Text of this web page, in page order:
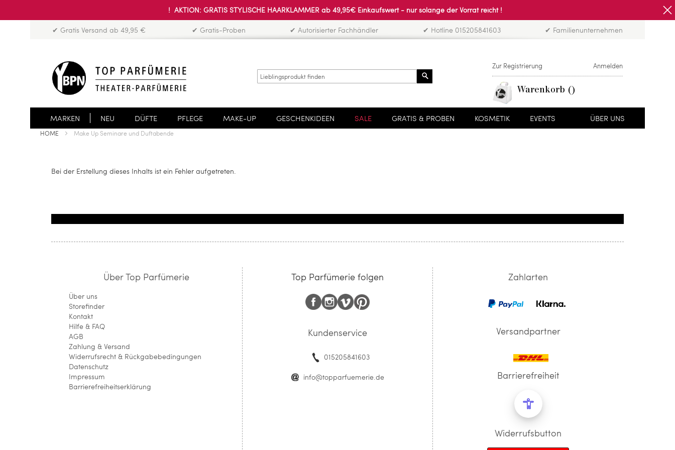
! AKTION: GRATIS STYLISCHE HAARKLAMMER ab 49,95€ Einkaufswert - nur solange der Vorrat reicht !
✔ Gratis Versand ab 49,95 € ✔ Gratis-Proben ✔ Autorisierter Fachhändler ✔ Hotline 015205841603 ✔ Familienunternehmen
Zur Registrierung Anmelden
Warenkorb
MARKEN NEU DÜFTE PFLEGE MAKE-UP GESCHENKIDEEN SALE GRATIS & PROBEN KOSMETIK EVENTS ÜBER UNS
HOME Make Up Seminare und Duftabende
Bei der Erstellung dieses Inhalts ist ein Fehler aufgetreten.
Über Top Parfümerie
Über uns
Storefinder
Kontakt
Hilfe & FAQ
AGB
Zahlung & Versand
Widerrufsrecht & Rückgabebedingungen
Datenschutz
Impressum
Barrierefreiheitserklärung
Top Parfümerie folgen
Kundenservice
015205841603
info@topparfuemerie.de
Zahlarten
Versandpartner
Barrierefreiheit
Widerrufsbutton